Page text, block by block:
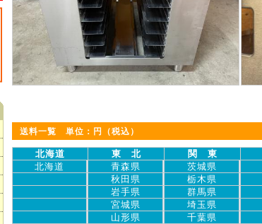
送料一覧 単位：円（税込）
北海道 東 北 関 東
北海道
青森県 茨城県
秋田県
栃木県
岩手県
群馬県
宮城県
埼玉県
山形県
千葉県